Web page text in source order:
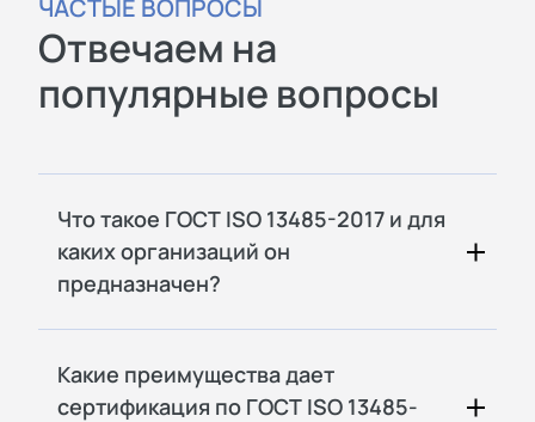
ЧАСТЫЕ ВОПРОСЫ
Отвечаем на
популярные вопросы
Что такое ГОСТ ISO 13485-2017 и для
каких организаций он
предназначен?
Какие преимущества дает
сертификация по ГОСТ ISO 13485-